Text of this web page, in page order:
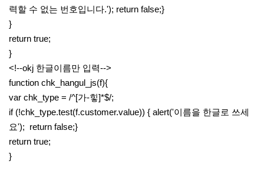
력할 수 없는 번호입니다.'); return false;}
}
return true;
}
<!--okj 한글이름만 입력-->
function chk_hangul_js(f){
var chk_type = /^[가-힣]*$/;
if (!chk_type.test(f.customer.value)) { alert('이름을 한글로 쓰세
요'); return false;}
return true;
}